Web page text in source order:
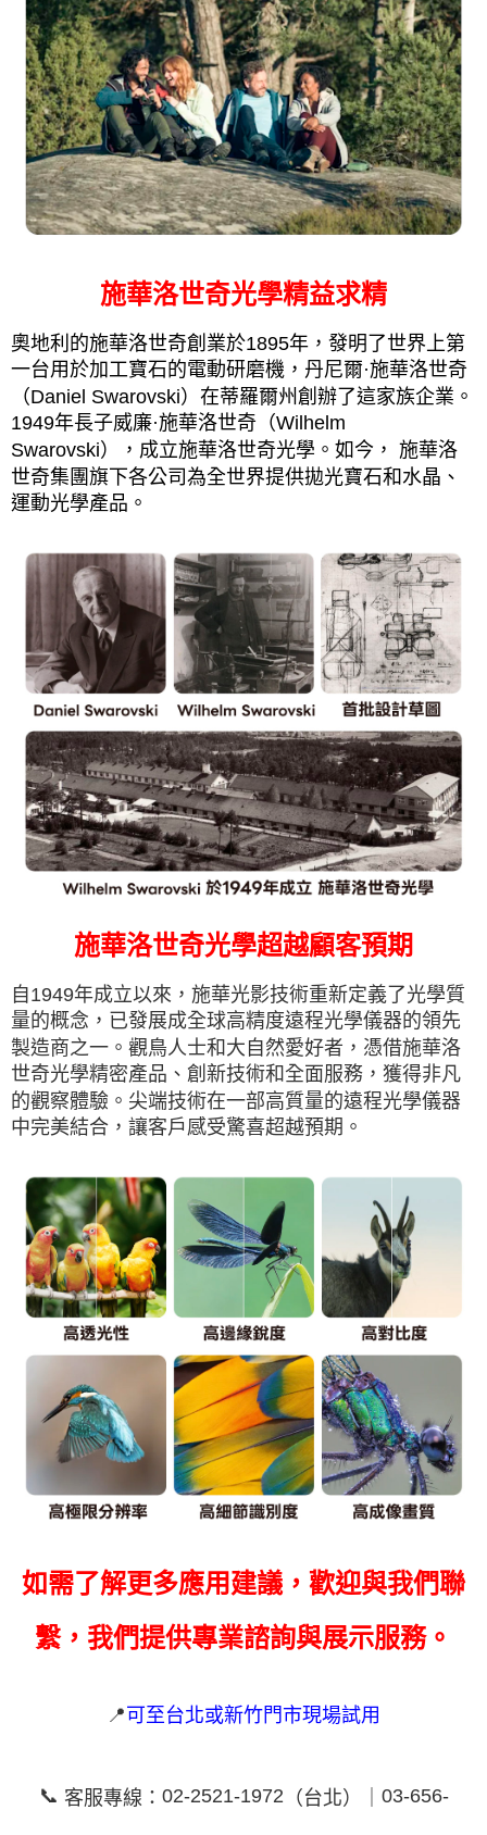
施華洛世奇光學精益求精
奧地利的施華洛世奇創業於1895年，發明了世界上第
一台用於加工寶石的電動研磨機，丹尼爾·施華洛世奇
（Daniel Swarovski）在蒂羅爾州創辦了這家族企業。
1949年長子威廉·施華洛世奇（Wilhelm
Swarovski），成立施華洛世奇光學。如今， 施華洛
世奇集團旗下各公司為全世界提供拋光寶石和水晶、
運動光學產品。
施華洛世奇光學超越顧客預期
自1949年成立以來，施華光影技術重新定義了光學質
量的概念，已發展成全球高精度遠程光學儀器的領先
製造商之一。觀鳥人士和大自然愛好者，憑借施華洛
世奇光學精密產品、創新技術和全面服務，獲得非凡
的觀察體驗。尖端技術在一部高質量的遠程光學儀器
中完美結合，讓客戶感受驚喜超越預期。
如需了解更多應用建議，歡迎與我們聯
繫，我們提供專業諮詢與展示服務。
📍可至台北或新竹門市現場試用
📞 客服專線： 02-2521-1972 （台北）｜ 03-656-